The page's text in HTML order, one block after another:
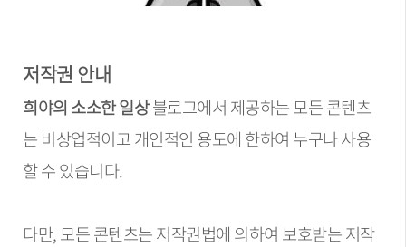
저작권 안내
희야의 소소한 일상블로그에서 제공하는 모든 콘텐츠
는 비상업적이고 개인적인 용도에 한하여 누구나 사용
할 수 있습니다.
다만, 모든 콘텐츠는 저작권법에 의하여 보호받는 저작